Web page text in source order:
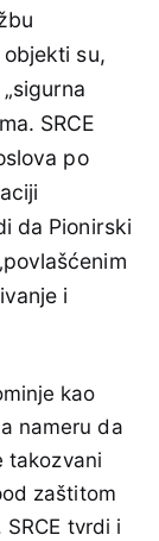
su,
SRCE
po
da Pionirski
i
kao
nameru da
takozvani
zaštitom
SRCE tvrdi i